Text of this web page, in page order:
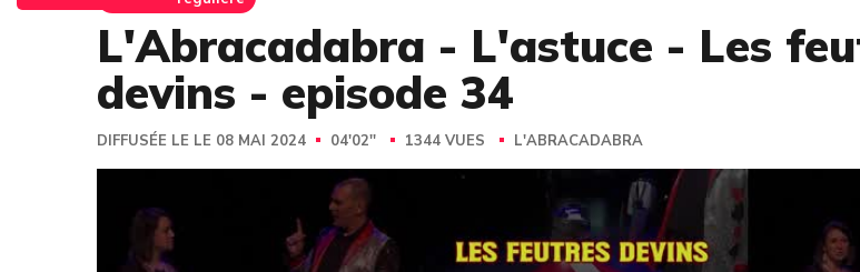
L'Abracadabra - L'astuce - Les
devins - episode 34
DIFFUSÉE LE LE 08 MAI 2024 04'02'' 1344 VUES L'ABRACADABRA